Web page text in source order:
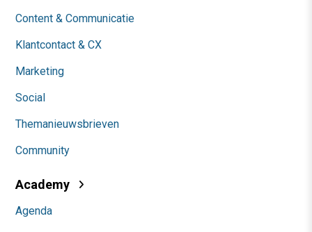
Content & Communicatie
Klantcontact & CX
Marketing
Social
Themanieuwsbrieven
Community
Academy
Agenda